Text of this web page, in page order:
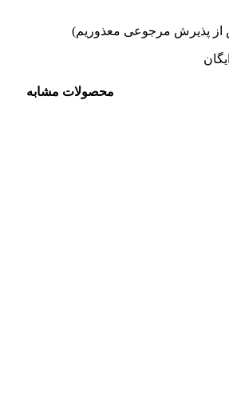
محصولات مشابه